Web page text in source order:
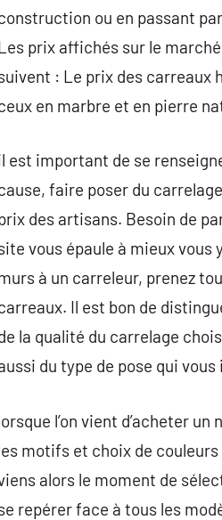
ou en passant
prix affichés sur le
: Le prix des carreaux
en marbre et en pierre
est important de se
faire poser du
des artisans. Besoin de
vous épaule à mieux
à un carreleur, prenez
Il est bon de
la qualité du carrelage
du type de pose qui
l’on vient d’acheter
motifs et choix de
alors le moment de
repérer face à tous les